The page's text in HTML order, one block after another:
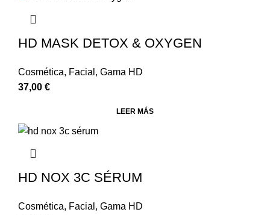
HD MASK DETOX & OXYGEN
Cosmética, Facial , Gama HD
37,00 €
LEER MÁS
HD NOX 3C SÉRUM
Cosmética, Facial , Gama HD